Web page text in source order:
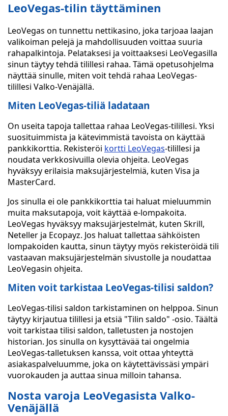
LeoVegas-tilin täyttäminen
LeoVegas on tunnettu nettikasino, joka tarjoaa laajan
valikoiman pelejä ja mahdollisuuden voittaa suuria
rahapalkintoja. Pelataksesi ja voittaaksesi LeoVegasilla
sinun täytyy tehdä tilillesi rahaa. Tämä opetusohjelma
näyttää sinulle, miten voit tehdä rahaa LeoVegas-
tilillesi Valko-Venäjällä.
Miten LeoVegas-tiliä ladataan
On useita tapoja tallettaa rahaa LeoVegas-tilillesi. Yksi
suosituimmista ja kätevimmistä tavoista on käyttää
pankkikorttia. Rekisteröi kortti LeoVegas-tilillesi ja
noudata verkkosivuilla olevia ohjeita. LeoVegas
hyväksyy erilaisia maksujärjestelmiä, kuten Visa ja
MasterCard.
Jos sinulla ei ole pankkikorttia tai haluat mieluummin
muita maksutapoja, voit käyttää e-lompakoita.
LeoVegas hyväksyy maksujärjestelmät, kuten Skrill,
Neteller ja Ecopayz. Jos haluat tallettaa sähköisten
lompakoiden kautta, sinun täytyy myös rekisteröidä tili
vastaavan maksujärjestelmän sivustolle ja noudattaa
LeoVegasin ohjeita.
Miten voit tarkistaa LeoVegas-tilisi saldon?
LeoVegas-tilisi saldon tarkistaminen on helppoa. Sinun
täytyy kirjautua tilillesi ja etsiä "Tilin saldo" -osio. Täältä
voit tarkistaa tilisi saldon, talletusten ja nostojen
historian. Jos sinulla on kysyttävää tai ongelmia
LeoVegas-talletuksen kanssa, voit ottaa yhteyttä
asiakaspalveluumme, joka on käytettävissäsi ympäri
vuorokauden ja auttaa sinua milloin tahansa.
Nosta varoja LeoVegasista Valko-
Venäjällä